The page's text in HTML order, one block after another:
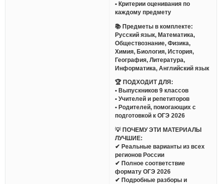
• Критерии оценивания по
каждому предмету
📚 Предметы в комплекте:
Русский язык, Математика,
Обществознание, Физика,
Химия, Биология, История,
География, Литература,
Информатика, Английский язык
🏆 ПОДХОДИТ ДЛЯ:
• Выпускников 9 классов
• Учителей и репетиторов
• Родителей, помогающих с
подготовкой к ОГЭ 2026
💡 ПОЧЕМУ ЭТИ МАТЕРИАЛЫ
ЛУЧШИЕ:
✔ Реальные варианты из всех
регионов России
✔ Полное соответствие
формату ОГЭ 2026
✔ Подробные разборы и